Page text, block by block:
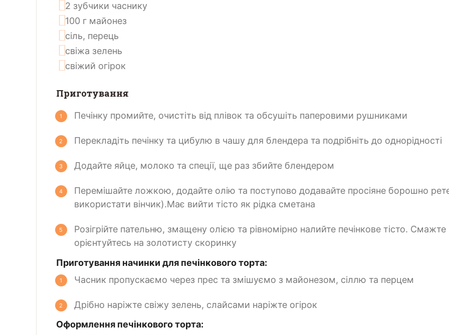
2 зубчики часнику
100 г майонез
сіль, перець
свіжа зелень
свіжий огірок
Приготування
Печінку промийте, очистіть від плівок та обсушіть паперовими рушниками
Перекладіть печінку та цибулю в чашу для блендера та подрібніть до однорідності
Додайте яйце, молоко та спеції, ще раз збийте блендером
Перемішайте ложкою, додайте олію та поступово додавайте просіяне борошно
використати вінчик).Має вийти тісто як рідка сметана
Розігрійте пательню, змащену олією та рівномірно налийте печінкове тісто.
орієнтуйтесь на золотисту скоринку
Приготування начинки для печінкового торта:
Часник пропускаємо через прес та змішуємо з майонезом, сіллю та перцем
Дрібно наріжте свіжу зелень, слайсами наріжте огірок
Оформлення печінкового торта: